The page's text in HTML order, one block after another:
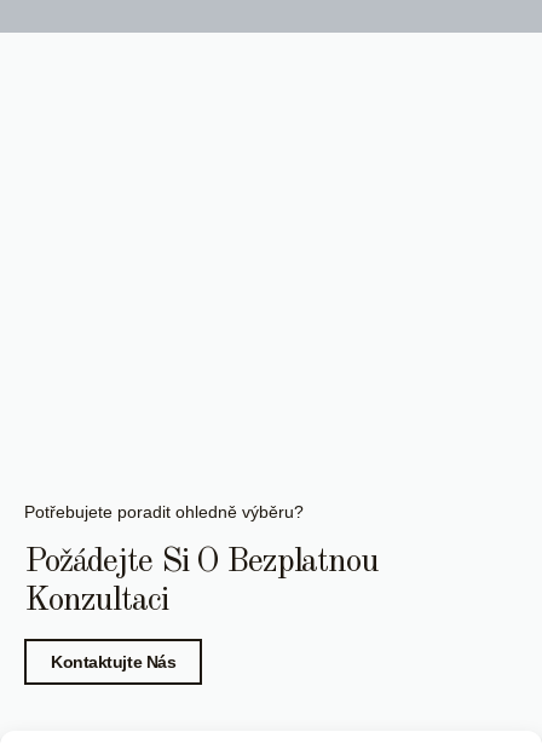
Potřebujete poradit ohledně výběru?
Požádejte Si O Bezplatnou
Konzultaci
Kontaktujte Nás